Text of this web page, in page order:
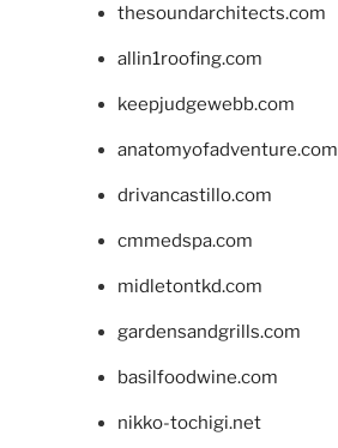
thesoundarchitects.com
allin1roofing.com
keepjudgewebb.com
anatomyofadventure.com
drivancastillo.com
cmmedspa.com
midletontkd.com
gardensandgrills.com
basilfoodwine.com
nikko-tochigi.net